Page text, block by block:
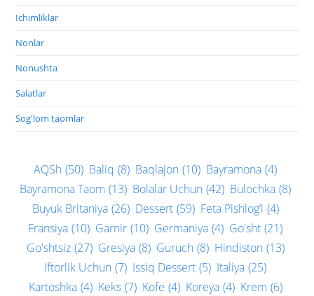
Ichimliklar
Nonlar
Nonushta
Salatlar
Sog'lom taomlar
AQSh (50) Baliq (8) Baqlajon (10) Bayramona (4)
Bayramona Taom (13) Bolalar Uchun (42) Bulochka (8)
Buyuk Britaniya (26) Dessert (59) Feta Pishlog‘i (4)
Fransiya (10) Garnir (10) Germaniya (4) Go'sht (21)
Go'shtsiz (27) Gresiya (8) Guruch (8) Hindiston (13)
Iftorlik Uchun (7) Issiq Dessert (5) Italiya (25)
Kartoshka (4) Keks (7) Kofe (4) Koreya (4) Krem (6)